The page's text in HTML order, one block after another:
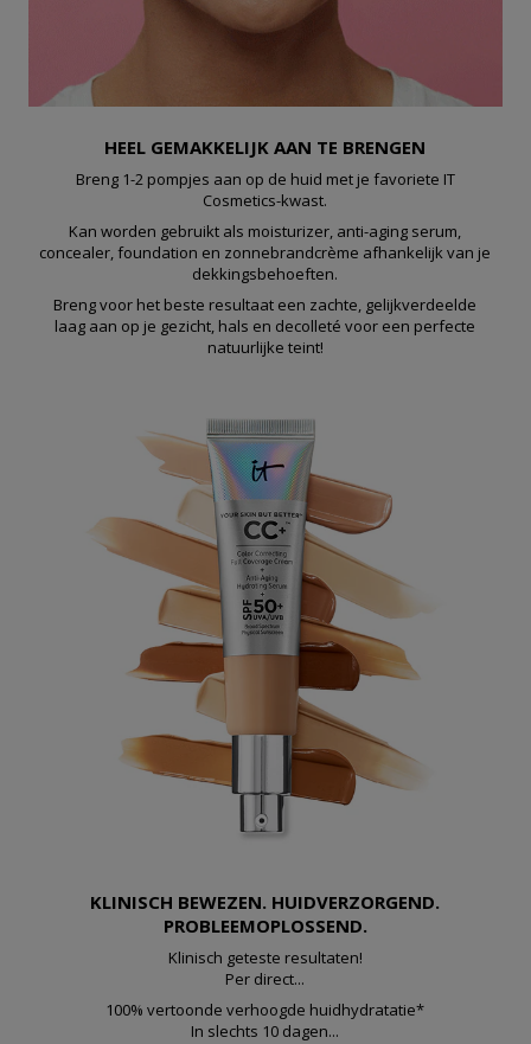
HEEL GEMAKKELIJK AAN TE BRENGEN
Breng 1-2 pompjes aan op de huid met je favoriete IT
Cosmetics-kwast.
Kan worden gebruikt als moisturizer, anti-aging serum,
concealer, foundation en zonnebrandcrème afhankelijk van je
dekkingsbehoeften.
Breng voor het beste resultaat een zachte, gelijkverdeelde
laag aan op je gezicht, hals en decolleté voor een perfecte
natuurlijke teint!
KLINISCH BEWEZEN. HUIDVERZORGEND.
PROBLEEMOPLOSSEND.
Klinisch geteste resultaten!
Per direct...
100% vertoonde verhoogde huidhydratatie*
In slechts 10 dagen...